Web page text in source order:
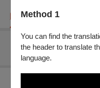
Method 1
You can find the
the header to translate
language.
購票資訊 節目介紹
無